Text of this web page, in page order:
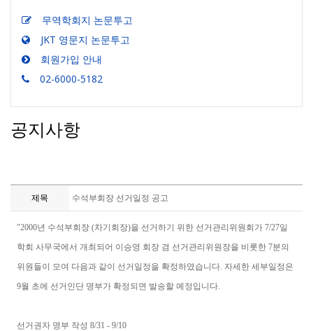
무역학회지 논문투고
JKT 영문지 논문투고
회원가입 안내
02-6000-5182
공지사항
제목 수석부회장 선거일정 공고
"2000년 수석부회장 (차기회장)을 선거하기 위한 선거관리위원회가 7/27일
학회 사무국에서 개최되어 이승영 회장 겸 선거관리위원장을 비롯한 7분의
위원들이 모여 다음과 같이 선거일정을 확정하였습니다. 자세한 세부일정은
9월 초에 선거인단 명부가 확정되면 발송할 예정입니다.
선거권자 명부 작성 8/31 - 9/10